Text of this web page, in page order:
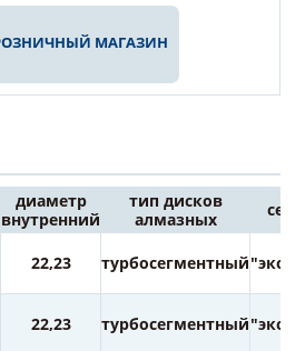
МАГАЗИН
диаметр
внутренний
тип дисков
алмазных
22,23 турбосегментный
22,23 турбосегментный